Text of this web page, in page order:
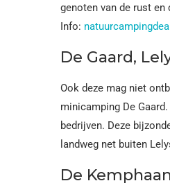
genoten van de rust
Info:
De Gaard,
Ook deze mag niet
minicamping De
bedrijven. Deze
landweg net buiten
De